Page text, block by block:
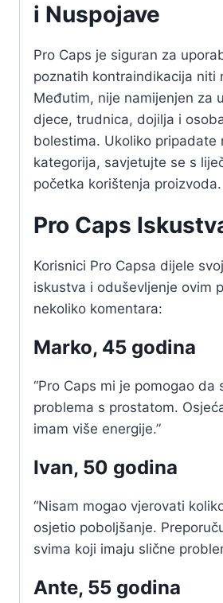
i Nuspojave
Pro Caps je siguran za
poznatih kontraindikacija niti
Međutim, nije namijenjen za
djece, trudnica, dojilja i
bolestima. Ukoliko pripadate
kategorija, savjetujte se s
početka korištenja proizvoda.
Pro Caps
Korisnici Pro Capsa dijele
iskustva i oduševljenje ovim
nekoliko komentara:
Marko, 45 godina
“Pro Caps mi je pomogao da
problema s prostatom.
imam više energije.”
Ivan, 50 godina
“Nisam mogao vjerovati
osjetio poboljšanje.
svima koji imaju slične
Ante, 55 godina